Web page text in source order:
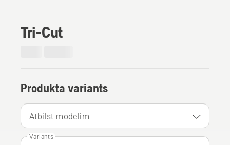
Tri-Cut
Produkta variants
Atbilst modelim
Variants